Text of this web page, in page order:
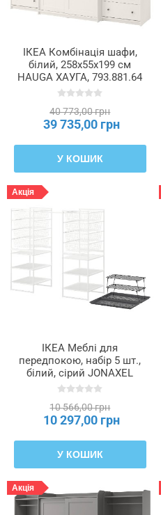
корпусу
Колір
ніжок
Колір
оббивки
Колір
ручки
Колір
стільниці
Колір
товару
Макс.
навантаження
на
верхні
/
стільницю
ІКЕА Комбінація шафи,
білий, 258x55x199 см
HAUGA ХАУГА, 793.881.64
40 773,00 грн
39 735,00 грн
У КОШИК
Акція
ІКЕА Меблі для
передпокою, набір 5 шт.,
білий, сірий JONAXEL
ЙОНАКСЕЛЬ / GREJIG
10 566,00 грн
10 297,00 грн
У КОШИК
Акція